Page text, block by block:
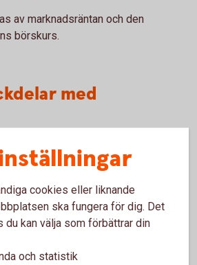
av marknadsräntan och den
börskurs.
med
avkastning i form av ränta under
värdeutveckling vid en
cookies eller liknande
ska fungera för dig. Det
du kan välja som förbättrar din
och statistik